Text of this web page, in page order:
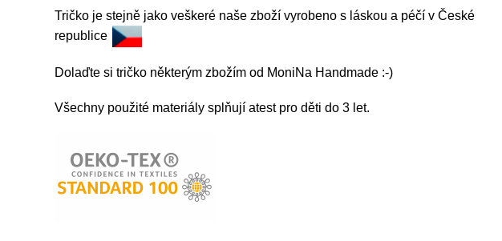
Tričko je stejně jako veškeré naše zboží vyrobeno s láskou a péčí v České
republice
Dolaďte si tričko některým zbožím od MoniNa Handmade :-)
Všechny použité materiály splňují atest pro děti do 3 let.